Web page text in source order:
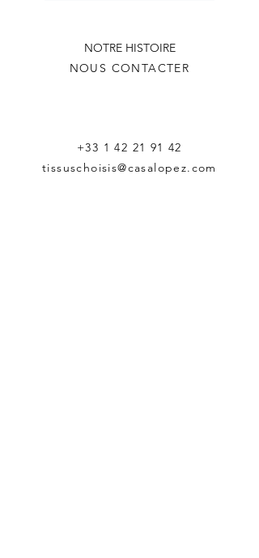
NOTRE HISTOIRE
NOUS CONTACTER
+33 1 42 21 91 42
tissuschoisis@casalopez.com